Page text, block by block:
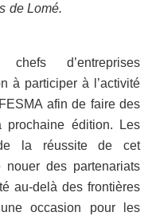
de Lomé.
d’entreprises
à participer à l’activité
afin de faire des
prochaine édition. Les
la réussite de cet
des partenariats
au-delà des frontières
occasion pour les